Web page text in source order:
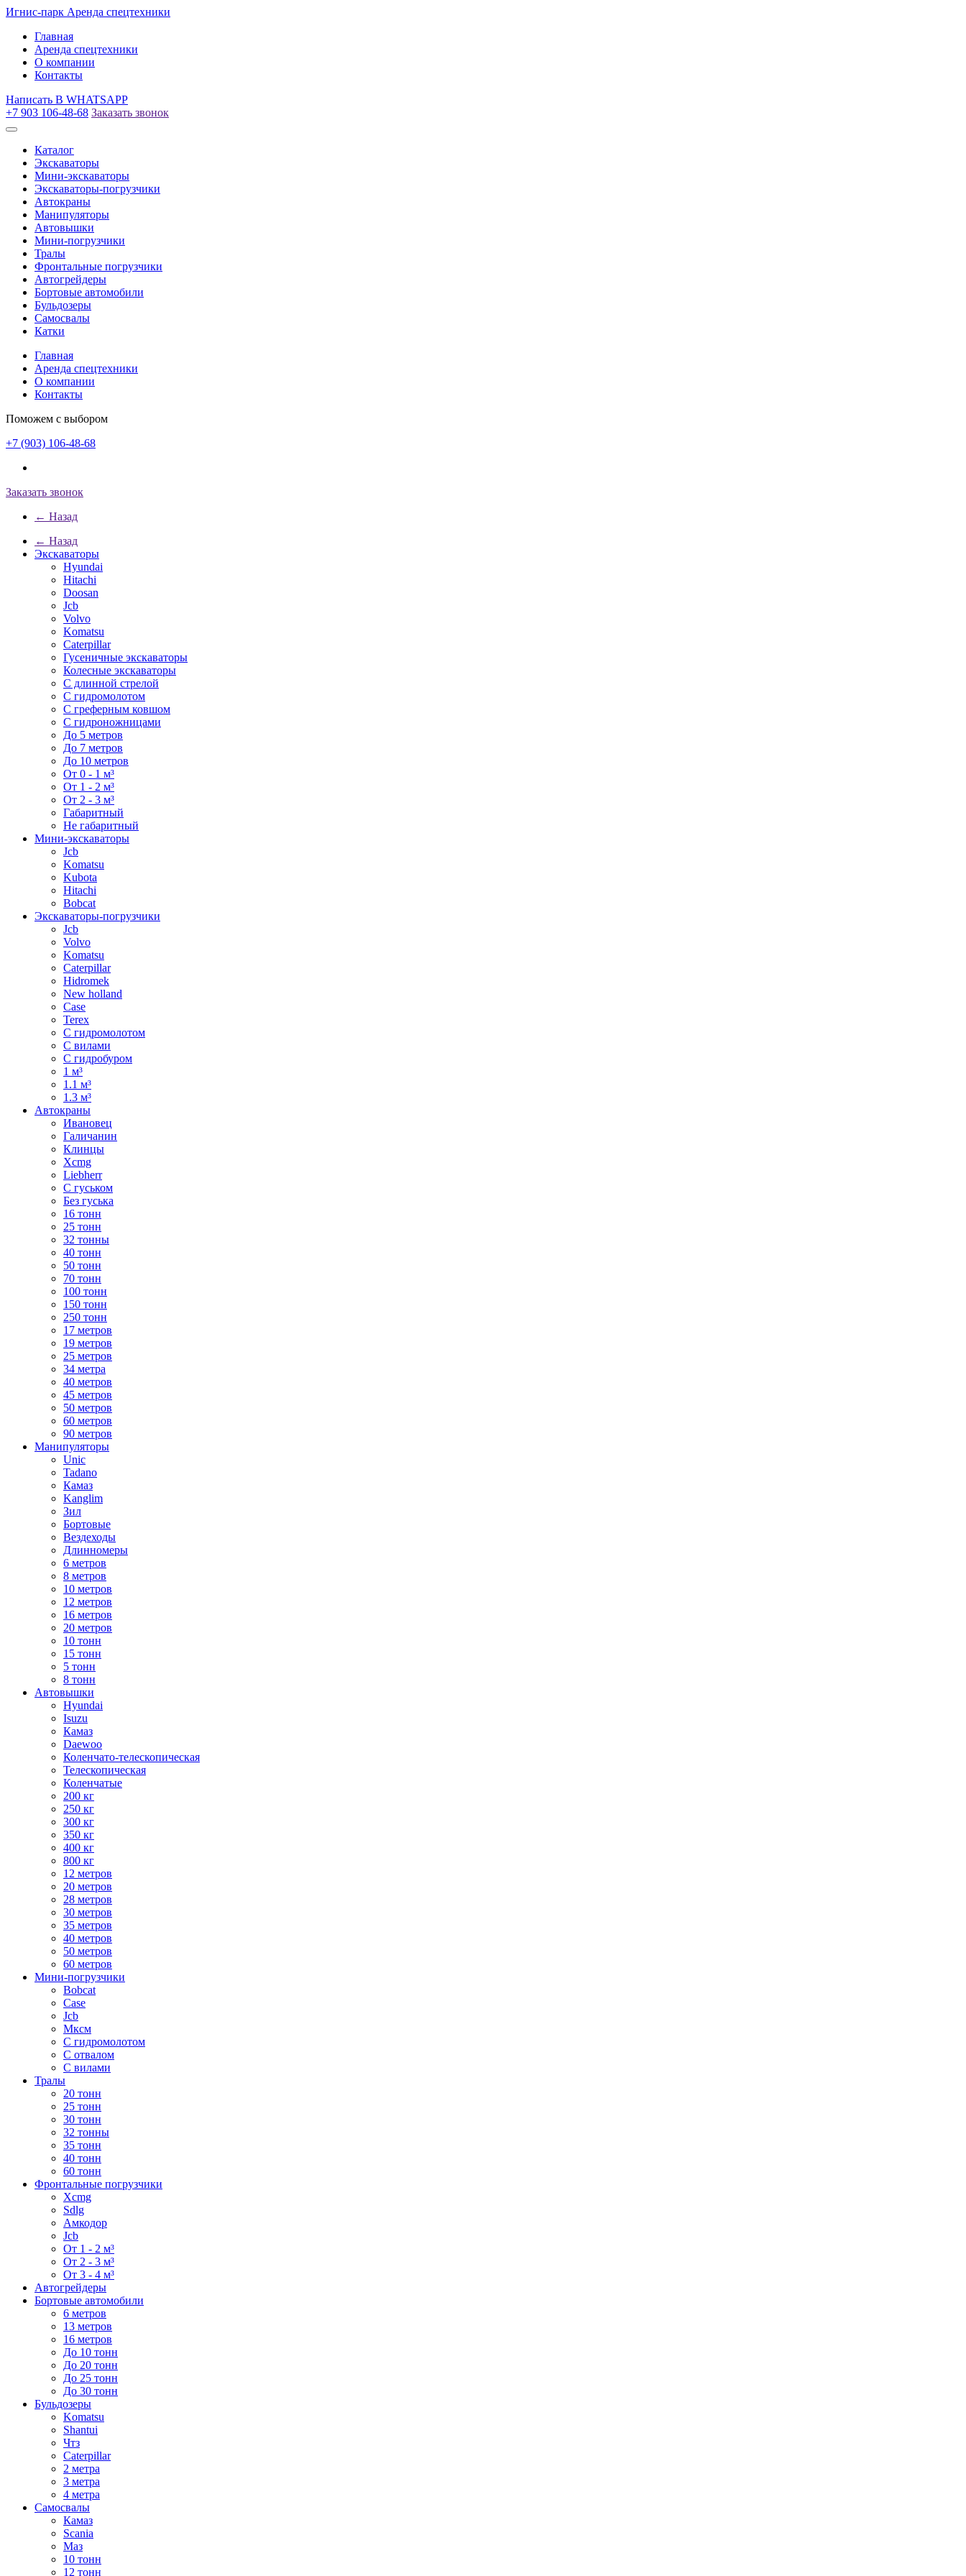
Игнис-парк Аренда спецтехники
Главная
Аренда спецтехники
О компании
Контакты
Написать В WHATSAPP
+7 903 106-48-68 Заказать звонок
Каталог
Экскаваторы
Мини-экскаваторы
Экскаваторы-погрузчики
Автокраны
Манипуляторы
Автовышки
Мини-погрузчики
Тралы
Фронтальные погрузчики
Автогрейдеры
Бортовые автомобили
Бульдозеры
Самосвалы
Катки
Главная
Аренда спецтехники
О компании
Контакты
Поможем с выбором
+7 (903) 106-48-68
Заказать звонок
← Назад
← Назад
Экскаваторы
Hyundai
Hitachi
Doosan
Jcb
Volvo
Komatsu
Caterpillar
Гусеничные экскаваторы
Колесные экскаваторы
С длинной стрелой
С гидромолотом
С греферным ковшом
С гидроножницами
До 5 метров
До 7 метров
До 10 метров
От 0 - 1 м³
От 1 - 2 м³
От 2 - 3 м³
Габаритный
Не габаритный
Мини-экскаваторы
Jcb
Komatsu
Kubota
Hitachi
Bobcat
Экскаваторы-погрузчики
Jcb
Volvo
Komatsu
Caterpillar
Hidromek
New holland
Case
Terex
С гидромолотом
С вилами
С гидробуром
1 м³
1.1 м³
1.3 м³
Автокраны
Ивановец
Галичанин
Клинцы
Xcmg
Liebherr
С гуськом
Без гуська
16 тонн
25 тонн
32 тонны
40 тонн
50 тонн
70 тонн
100 тонн
150 тонн
250 тонн
17 метров
19 метров
25 метров
34 метра
40 метров
45 метров
50 метров
60 метров
90 метров
Манипуляторы
Unic
Tadano
Камаз
Kanglim
Зил
Бортовые
Вездеходы
Длинномеры
6 метров
8 метров
10 метров
12 метров
16 метров
20 метров
10 тонн
15 тонн
5 тонн
8 тонн
Автовышки
Hyundai
Isuzu
Камаз
Daewoo
Коленчато-телескопическая
Телескопическая
Коленчатые
200 кг
250 кг
300 кг
350 кг
400 кг
800 кг
12 метров
20 метров
28 метров
30 метров
35 метров
40 метров
50 метров
60 метров
Мини-погрузчики
Bobcat
Case
Jcb
Мксм
С гидромолотом
С отвалом
С вилами
Тралы
20 тонн
25 тонн
30 тонн
32 тонны
35 тонн
40 тонн
60 тонн
Фронтальные погрузчики
Xcmg
Sdlg
Амкодор
Jcb
От 1 - 2 м³
От 2 - 3 м³
От 3 - 4 м³
Автогрейдеры
Бортовые автомобили
6 метров
13 метров
16 метров
До 10 тонн
До 20 тонн
До 25 тонн
До 30 тонн
Бульдозеры
Komatsu
Shantui
Чтз
Caterpillar
2 метра
3 метра
4 метра
Самосвалы
Камаз
Scania
Маз
10 тонн
12 тонн